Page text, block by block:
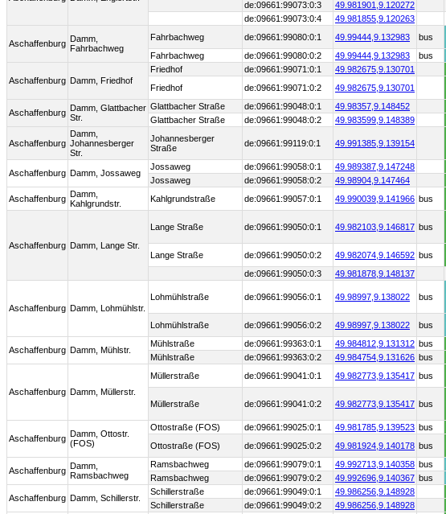
de:09661:99073:0:3
49.981901, 9.120272
de:09661:99073:0:4
49.981855, 9.120263
Aschaffenburg Damm,
Fahrbachweg
Fahrbachweg de:09661:99080:0:1 49.99444, 9.132983 bus
Fahrbachweg
de:09661:99080:0:2 49.99444, 9.132983 bus
Aschaffenburg Damm, Friedhof
Friedhof de:09661:99071:0:1 49.982675, 9.130701
Friedhof
de:09661:99071:0:2 49.982675, 9.130701
Aschaffenburg Damm, Glattbacher
Str.
Glattbacher Straße de:09661:99048:0:1 49.98357, 9.148452
Glattbacher Straße
de:09661:99048:0:2 49.983599, 9.148389
Aschaffenburg
Damm,
Johannesberger
Str.
Johannesberger
Straße
de:09661:99119:0:1 49.991385, 9.139154
Aschaffenburg Damm, Jossaweg
Jossaweg de:09661:99058:0:1 49.989387, 9.147248
Jossaweg
de:09661:99058:0:2 49.98904, 9.147464
Aschaffenburg Damm,
Kahlgrundstr.
Kahlgrundstraße de:09661:99057:0:1 49.990039, 9.141966 bus
Aschaffenburg Damm, Lange Str.
Lange Straße de:09661:99050:0:1 49.982103, 9.146817 bus
Lange Straße de:09661:99050:0:2 49.982074, 9.146592 bus
de:09661:99050:0:3
49.981878, 9.148137
Aschaffenburg Damm, Lohmühlstr.
Lohmühlstraße de:09661:99056:0:1 49.98997, 9.138022 bus
Lohmühlstraße de:09661:99056:0:2 49.98997, 9.138022 bus
Aschaffenburg Damm, Mühlstr.
Mühlstraße de:09661:99363:0:1 49.984812, 9.131312 bus
Mühlstraße
de:09661:99363:0:2 49.984754, 9.131626 bus
Aschaffenburg Damm, Müllerstr.
Müllerstraße de:09661:99041:0:1 49.982773, 9.135417 bus
Müllerstraße de:09661:99041:0:2 49.982773, 9.135417 bus
Aschaffenburg Damm, Ottostr.
(FOS)
Ottostraße (FOS) de:09661:99025:0:1 49.981785, 9.139523 bus
Ottostraße (FOS)
de:09661:99025:0:2 49.981924, 9.140178 bus
Aschaffenburg Damm,
Ramsbachweg
Ramsbachweg de:09661:99079:0:1 49.992713, 9.140358 bus
Ramsbachweg
de:09661:99079:0:2 49.992696, 9.140367 bus
Aschaffenburg Damm, Schillerstr.
Schillerstraße de:09661:99049:0:1 49.986256, 9.148928
Schillerstraße
de:09661:99049:0:2 49.986256, 9.148928